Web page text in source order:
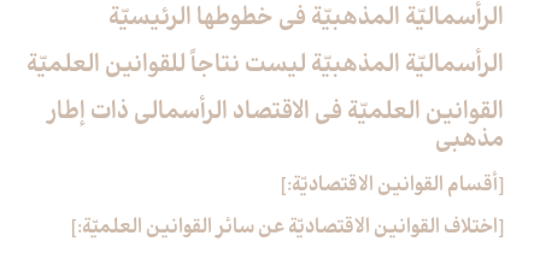
الرأسماليّة المذهبيّة في خطوطها الرئيسيّة
الرأسماليّة المذهبيّة ليست نتاجاً للقوانين العلميّة
القوانين العلميّة في الاقتصاد الرأسمالي ذات إطار
مذهبي‏
[أقسام القوانين الاقتصاديّة:]
[اختلاف القوانين الاقتصاديّة عن سائر القوانين العلميّة:]